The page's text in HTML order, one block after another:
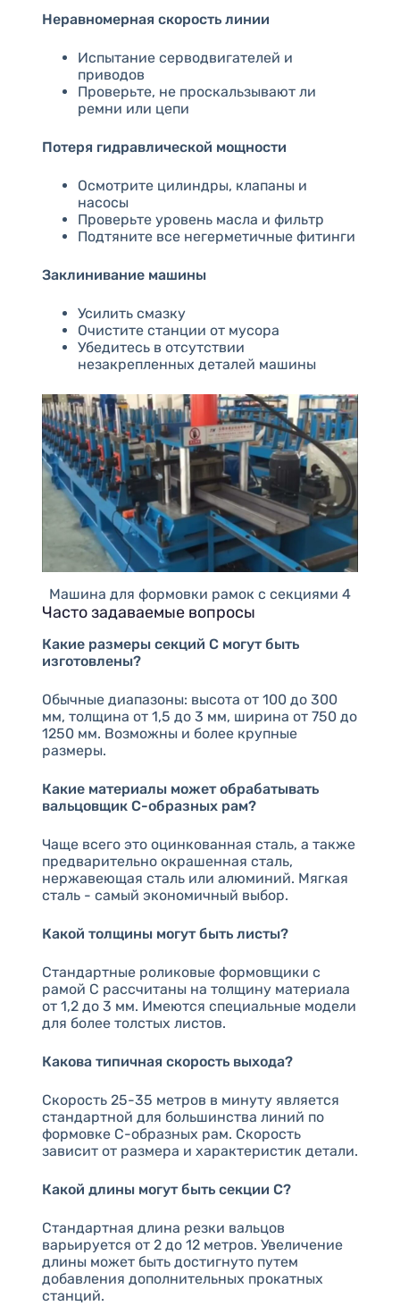
Неравномерная скорость линии
Испытание серводвигателей и
приводов
Проверьте, не проскальзывают ли
ремни или цепи
Потеря гидравлической мощности
Осмотрите цилиндры, клапаны и
насосы
Проверьте уровень масла и фильтр
Подтяните все негерметичные фитинги
Заклинивание машины
Усилить смазку
Очистите станции от мусора
Убедитесь в отсутствии
незакрепленных деталей машины
Машина для формовки рамок с секциями 4
Часто задаваемые вопросы
Какие размеры секций C могут быть
изготовлены?
Обычные диапазоны: высота от 100 до 300
мм, толщина от 1,5 до 3 мм, ширина от 750 до
1250 мм. Возможны и более крупные
размеры.
Какие материалы может обрабатывать
вальцовщик C-образных рам?
Чаще всего это оцинкованная сталь, а также
предварительно окрашенная сталь,
нержавеющая сталь или алюминий. Мягкая
сталь - самый экономичный выбор.
Какой толщины могут быть листы?
Стандартные роликовые формовщики с
рамой C рассчитаны на толщину материала
от 1,2 до 3 мм. Имеются специальные модели
для более толстых листов.
Какова типичная скорость выхода?
Скорость 25-35 метров в минуту является
стандартной для большинства линий по
формовке С-образных рам. Скорость
зависит от размера и характеристик детали.
Какой длины могут быть секции C?
Стандартная длина резки вальцов
варьируется от 2 до 12 метров. Увеличение
длины может быть достигнуто путем
добавления дополнительных прокатных
станций.